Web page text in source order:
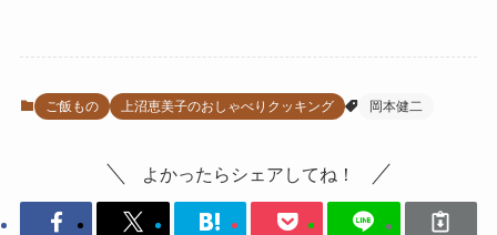
ご飯もの 上沼恵美子のおしゃべりクッキング 岡本健二
よかったらシェアしてね！